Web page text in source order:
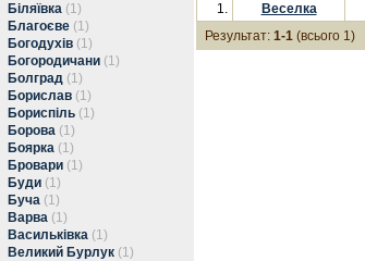
Біляївка (1)
Благоєве (1)
Богодухів (1)
Богородичани (1)
Болград (1)
Борислав (1)
Бориспіль (1)
Борова (1)
Боярка (1)
Бровари (1)
Буди (1)
Буча (1)
Варва (1)
Васильківка (1)
Великий Бурлук (1)
1. Веселка
Результат: 1-1 (всього 1)